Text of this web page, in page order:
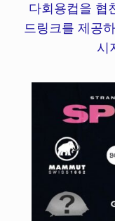
다회용컵을 협
드링크를 제공
시